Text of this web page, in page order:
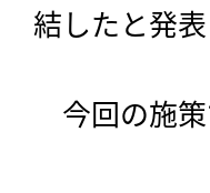
結したと発表
今回の施